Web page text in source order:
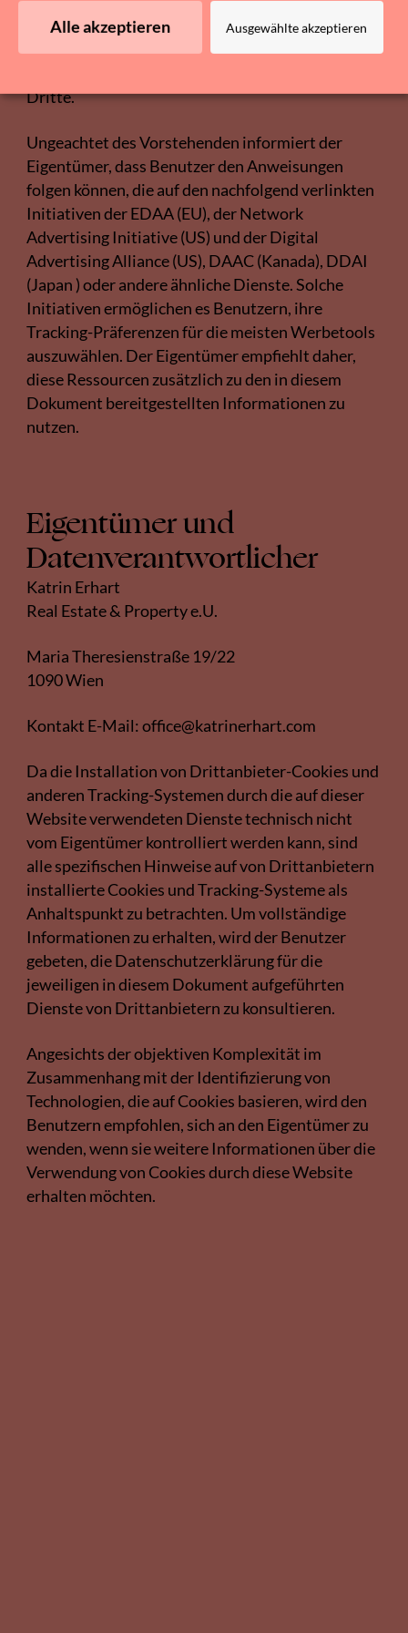
die in der Datenschutzerklärung des
Drittanbieters bereitgestellten Mittel verwenden
Dritte.
Ungeachtet des Vorstehenden informiert der
Eigentümer, dass Benutzer den Anweisungen
folgen können, die auf den nachfolgend verlinkten
Initiativen der EDAA (EU), der Network
Advertising Initiative (US) und der Digital
Advertising Alliance (US), DAAC (Kanada), DDAI
(Japan ) oder andere ähnliche Dienste. Solche
Initiativen ermöglichen es Benutzern, ihre
Tracking-Präferenzen für die meisten Werbetools
auszuwählen. Der Eigentümer empfiehlt daher,
diese Ressourcen zusätzlich zu den in diesem
Dokument bereitgestellten Informationen zu
nutzen.
Eigentümer und
Datenverantwortlicher
Katrin Erhart
Real Estate & Property e.U.
Maria Theresienstraße 19/22
1090 Wien
Kontakt E-Mail:office@katrinerhart.com
Da die Installation von Drittanbieter-Cookies und
anderen Tracking-Systemen durch die auf dieser
Website verwendeten Dienste technisch nicht
vom Eigentümer kontrolliert werden kann, sind
alle spezifischen Hinweise auf von Drittanbietern
installierte Cookies und Tracking-Systeme als
Anhaltspunkt zu betrachten. Um vollständige
Informationen zu erhalten, wird der Benutzer
gebeten, die Datenschutzerklärung für die
jeweiligen in diesem Dokument aufgeführten
Dienste von Drittanbietern zu konsultieren.
Angesichts der objektiven Komplexität im
Zusammenhang mit der Identifizierung von
Technologien, die auf Cookies basieren, wird den
Benutzern empfohlen, sich an den Eigentümer zu
wenden, wenn sie weitere Informationen über die
Verwendung von Cookies durch diese Website
erhalten möchten.
Ausgewählte akzeptieren
Alle akzeptieren